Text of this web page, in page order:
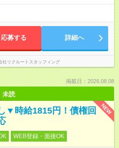
応募する 詳細へ
社リクルートスタッフィング
掲載日：2026.08.08
未読
NEW
▼時給1815円！債権回
WEB登録・面接OK